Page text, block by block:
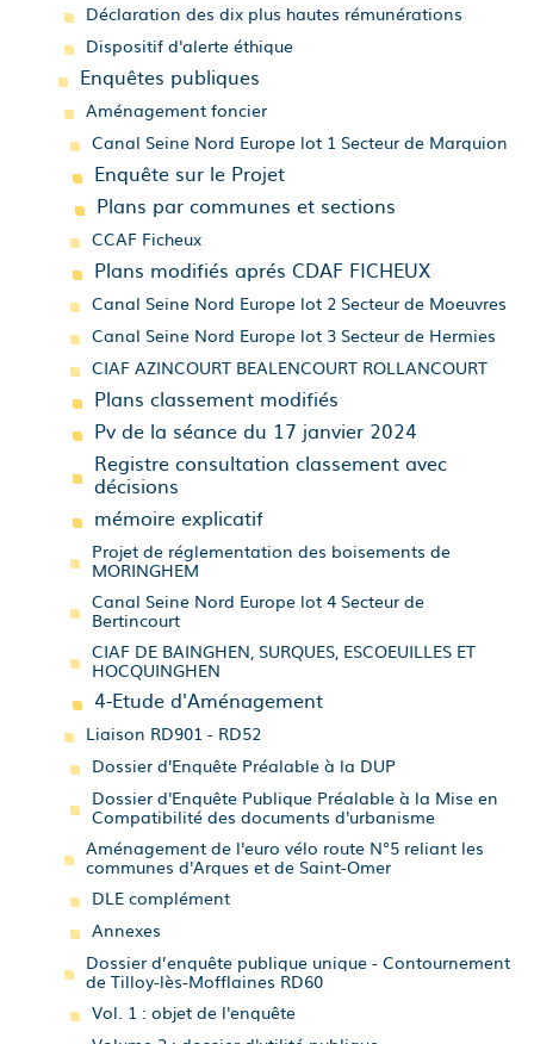
Déclaration des dix plus hautes rémunérations
Dispositif d'alerte éthique
Enquêtes publiques
Aménagement foncier
Canal Seine Nord Europe lot 1 Secteur de Marquion
Enquête sur le Projet
Plans par communes et sections
CCAF Ficheux
Plans modifiés aprés CDAF FICHEUX
Canal Seine Nord Europe lot 2 Secteur de Moeuvres
Canal Seine Nord Europe lot 3 Secteur de Hermies
CIAF AZINCOURT BEALENCOURT ROLLANCOURT
Plans classement modifiés
Pv de la séance du 17 janvier 2024
Registre consultation classement avec
décisions
mémoire explicatif
Projet de réglementation des boisements de
MORINGHEM
Canal Seine Nord Europe lot 4 Secteur de
Bertincourt
CIAF DE BAINGHEN, SURQUES, ESCOEUILLES ET
HOCQUINGHEN
4-Etude d'Aménagement
Liaison RD901 - RD52
Dossier d'Enquête Préalable à la DUP
Dossier d'Enquête Publique Préalable à la Mise en
Compatibilité des documents d'urbanisme
Aménagement de l'euro vélo route N°5 reliant les
communes d'Arques et de Saint-Omer
DLE complément
Annexes
Dossier d’enquête publique unique - Contournement
de Tilloy-lès-Mofflaines RD60
Vol. 1 : objet de l'enquête